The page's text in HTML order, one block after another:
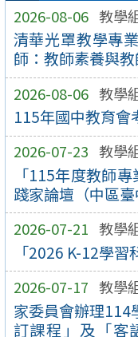
2026-08-06 教學
清華光罩教學專
師：教師素養與
2026-08-06 教學
115年國中教育會
2026-07-23 教學
「115年度教師
踐家論壇（中區臺
2026-07-21 教學
「2026 K-12學習
2026-07-17 教學
家委員會辦理114
訂課程」及「客